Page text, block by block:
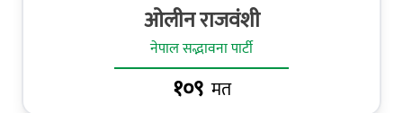
ओलीन राजवंशी
नेपाल सद्भावना पार्टी
१०९ मत